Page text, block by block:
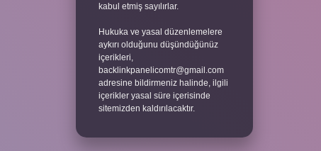
kabul etmiş sayılırlar.
Hukuka ve yasal düzenlemelere
aykırı olduğunu düşündüğünüz
içerikleri,
backlinkpanelicomtr@gmail.com
adresine bildirmeniz halinde, ilgili
içerikler yasal süre içerisinde
sitemizden kaldırılacaktır.